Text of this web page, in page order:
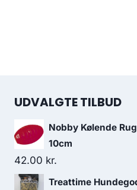
UDVALGTE TILBUD
Nobby Kølende
10cm
42.00 kr.
Treattime